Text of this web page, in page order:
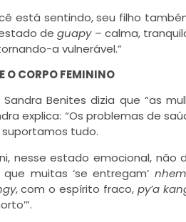
está sentindo, seu filho
deguapy– calma,
a vulnerável.”
O CORPO FEMININO
Benites dizia que “as
explica: “Os problemas de
tudo.
nesse estado emocional,
muitas ‘se entregam’
, com o espírito fraco, py’a